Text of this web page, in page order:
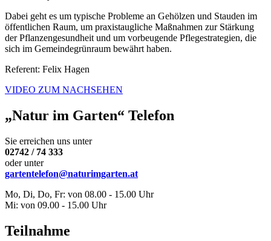
Dabei geht es um typische Probleme an Gehölzen und Stauden im
öffentlichen Raum, um praxistaugliche Maßnahmen zur Stärkung
der Pflanzengesundheit und um vorbeugende Pflegestrategien, die
sich im Gemeindegrünraum bewährt haben.
Referent: Felix Hagen
VIDEO ZUM NACHSEHEN
„Natur im Garten“ Telefon
Sie erreichen uns unter
02742 / 74 333
oder unter
gartentelefon@naturimgarten.at
Mo, Di, Do, Fr: von 08.00 - 15.00 Uhr
Mi: von 09.00 - 15.00 Uhr
Teilnahme